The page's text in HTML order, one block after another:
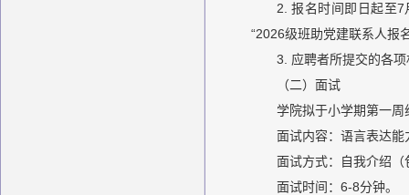
2. 报名时间即日起至
“2026级班助党建联系人报
3. 应聘者所提交的各
（二）面试
学院拟于小学期第一
面试内容：语言表达
面试方式：自我介绍
面试时间：6-8分钟。